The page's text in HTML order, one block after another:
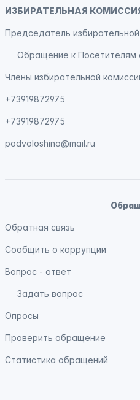
ИЗБИРАТЕЛЬНАЯ
Председатель
Обращение к Посетителям
Члены избирательной
+73919872975
+73919872975
podvoloshino@mail.ru
Обратная связь
Сообщить о коррупции
Вопрос - ответ
Задать вопрос
Опросы
Проверить обращение
Статистика обращений